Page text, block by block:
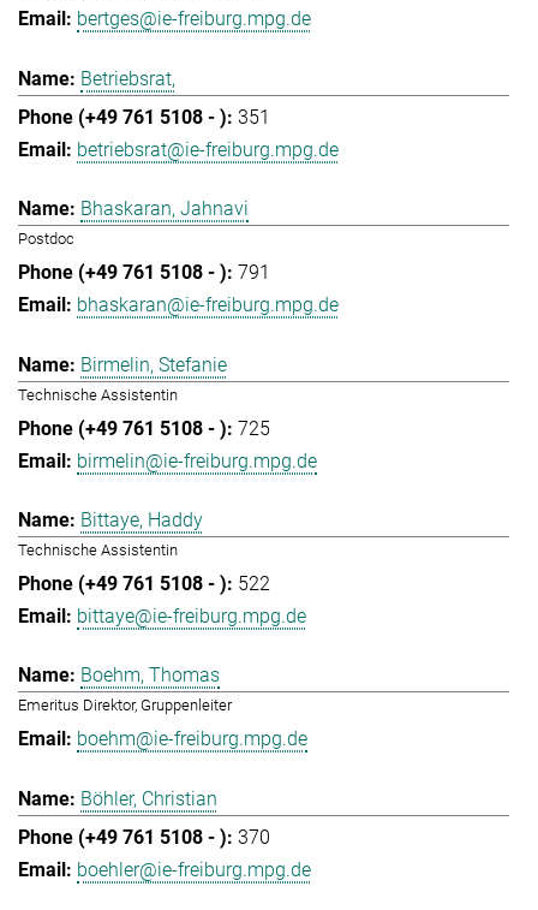
bertges@ie-freiburg.mpg.de
Betriebsrat,
351
betriebsrat@ie-freiburg.mpg.de
Bhaskaran, Jahnavi
Postdoc
791
bhaskaran@ie-freiburg.mpg.de
Birmelin, Stefanie
Technische Assistentin
725
birmelin@ie-freiburg.mpg.de
Bittaye, Haddy
Technische Assistentin
522
bittaye@ie-freiburg.mpg.de
Boehm, Thomas
Emeritus Direktor, Gruppenleiter
boehm@ie-freiburg.mpg.de
Böhler, Christian
370
boehler@ie-freiburg.mpg.de